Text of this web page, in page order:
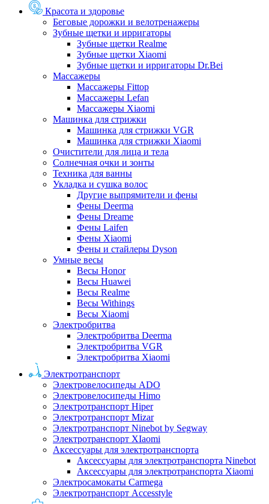
Красота и здоровье
Беговые дорожки и велотренажеры
Зубные щетки и ирригаторы
Зубные щетки Realme
Зубные щетки Xiaomi
Зубные щетки и ирригаторы Dr.Bei
Массажеры
Массажеры Fittop
Массажеры Lefan
Массажеры Xiaomi
Машинка для стрижки
Машинка для стрижки VGR
Машинка для стрижки Xiaomi
Очистители для лица и тела
Солнечная очки и зонты
Техника для ванны
Укладка и сушка волос
Другие выпрямители и фены
Фены Deerma
Фены Dreame
Фены Laifen
Фены Xiaomi
Фены и стайлеры Dyson
Умные весы
Весы Honor
Весы Huawei
Весы Realme
Весы Withings
Весы Xiaomi
Электробритва
Электробритва Deerma
Электробритва VGR
Электробритва Xiaomi
Электротранспорт
Электровелосипеды ADO
Электровелосипеды Himo
Электротранспорт Hiper
Электротранспорт Mizar
Электротранспорт Ninebot by Segway
Электротранспорт XIaomi
Аксессуары для электротранспорта
Аксессуары для электротранспорта Ninebot
Аксессуары для электротранспорта Xiaomi
Электросамокаты Carmega
Электротранспорт Accesstyle